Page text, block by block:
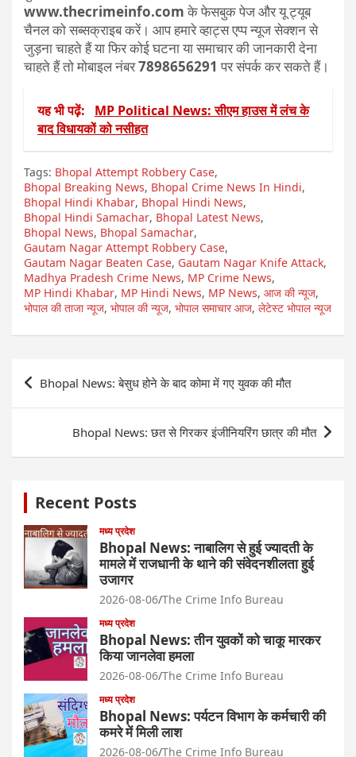
www.thecrimeinfo.comके फेसबुक पेज और यू ट्यूब
चैनल को सब्सक्राइब करें। आप हमारे व्हाट्स एप्प न्यूज सेक्शन से
जुड़ना चाहते हैं या फिर कोई घटना या समाचार की जानकारी देना
चाहते हैं तो मोबाइल नंबर7898656291 पर संपर्क कर सकते हैं।
यह भी पढ़ें:
MP Political News: सीएम हाउस में लंच के
बाद विधायकों को नसीहत
Tags: Bhopal Attempt Robbery Case,
Bhopal Breaking News, Bhopal Crime News In Hindi,
Bhopal Hindi Khabar, Bhopal Hindi News,
Bhopal Hindi Samachar, Bhopal Latest News,
Bhopal News, Bhopal Samachar,
Gautam Nagar Attempt Robbery Case,
Gautam Nagar Beaten Case, Gautam Nagar Knife Attack,
Madhya Pradesh Crime News, MP Crime News,
MP Hindi Khabar, MP Hindi News, MP News, आज की न्यूज,
भोपाल की ताजा न्यूज, भोपाल की न्यूज, भोपाल समाचार आज, लेटेस्ट भोपाल न्यूज
Post
navigation
Bhopal News: बेसुध होने के बाद कोमा में गए युवक की मौत
Bhopal News: छत से गिरकर इंजीनियरिंग छात्र की मौत
Recent Posts
मध्य प्रदेश
Bhopal News: नाबालिग से हुई ज्यादती के
मामले में राजधानी के थाने की संवेदनशीलता हुई
उजागर
2026-08-06 The Crime Info Bureau
मध्य प्रदेश
Bhopal News: तीन युवकों को चाकू मारकर
किया जानलेवा हमला
2026-08-06 The Crime Info Bureau
मध्य प्रदेश
Bhopal News: पर्यटन विभाग के कर्मचारी की
कमरे में मिली लाश
2026-08-06 The Crime Info Bureau